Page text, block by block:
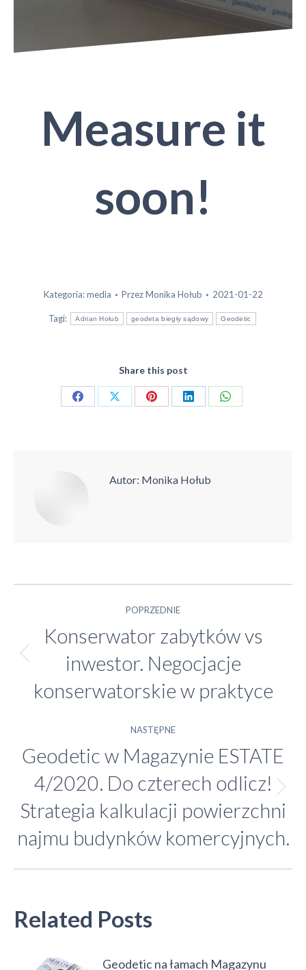
Measure it
soon!
Kategoria:media PrzezMonika Hołub 2021-01-22
Tagi: Adrian Hołub geodeta biegły sądowy Geodetic
Share this post
Share
Share
Share
Share
Share
Autor: Monika Hołub
Nawigacja
wpisów
POPRZEDNIE
Poprzedni
wpis:
Konserwator zabytków vs
inwestor. Negocjacje
konserwatorskie w praktyce
NASTĘPNE
Następny
wpis:
Geodetic w Magazynie ESTATE
4/2020. Do czterech odlicz!
Strategia kalkulacji powierzchni
najmu budynków komercyjnych.
Related Posts
Geodetic na łamach Magazynu